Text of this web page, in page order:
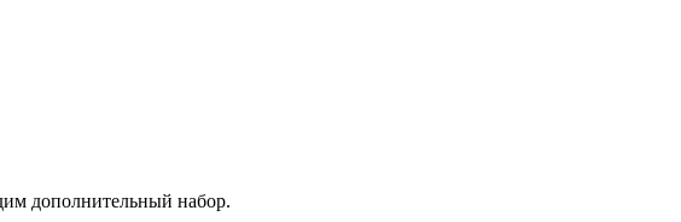
дополнительный набор.